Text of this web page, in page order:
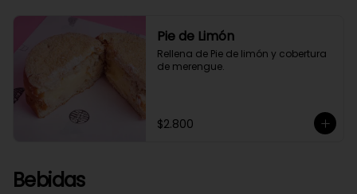
Pie de Limón
Rellena de Pie de limón y cobertura
de merengue.
$2.800
Bebidas